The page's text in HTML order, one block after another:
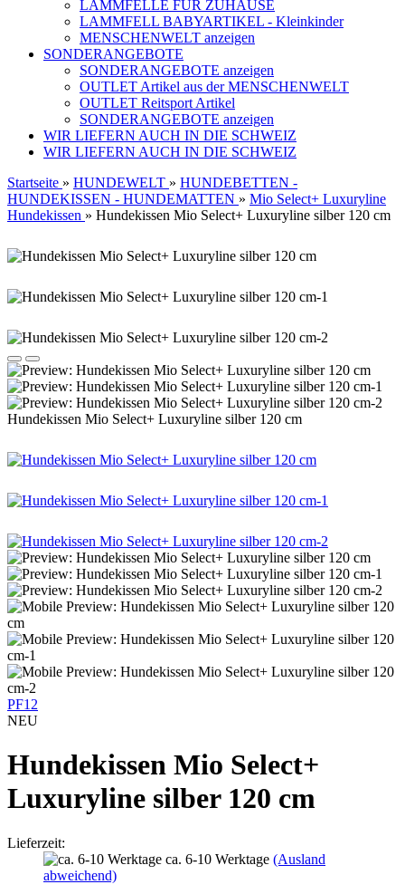
LAMMFELLE FÜR ZUHAUSE
LAMMFELL BABYARTIKEL - Kleinkinder
MENSCHENWELT anzeigen
SONDERANGEBOTE
SONDERANGEBOTE anzeigen
OUTLET Artikel aus der MENSCHENWELT
OUTLET Reitsport Artikel
SONDERANGEBOTE anzeigen
WIR LIEFERN AUCH IN DIE SCHWEIZ
WIR LIEFERN AUCH IN DIE SCHWEIZ
Startseite » HUNDEWELT » HUNDEBETTEN -
HUNDEKISSEN - HUNDEMATTEN » Mio Select+ Luxuryline
Hundekissen » Hundekissen Mio Select+ Luxuryline silber 120 cm
Hundekissen Mio Select+ Luxuryline silber 120 cm
PF12
NEU
Hundekissen Mio Select+
Luxuryline silber 120 cm
Lieferzeit:
ca. 6-10 Werktage (Ausland
abweichend)